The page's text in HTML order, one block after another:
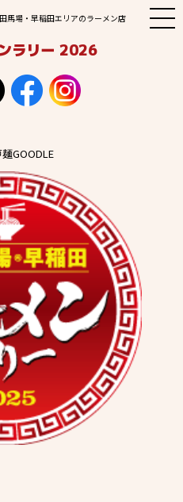
馬場・早稲田エリアのラーメン店
ラリー 2026
M
E
GOODLE